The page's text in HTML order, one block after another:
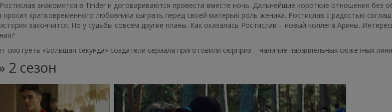
знакомятся в Tinder и договариваются провести вместе ночь. Дальнейшие короткие отношения без
кратковременного любовника сыграть перед своей матерью роль жениха. Ростислав с радостью
закончится. Но у судьбы совсем другие планы. Как оказалась Ростислав – новый коллега Арины.
смотреть «Большая секунда» создатели сериала приготовили сюрприз – наличие параллельных сюжетных
2 сезон